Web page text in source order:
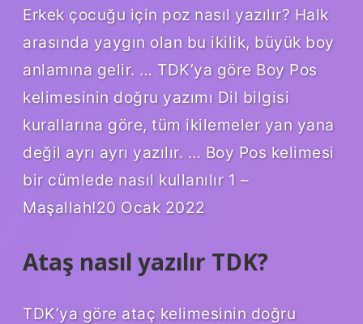
Erkek çocuğu için poz nasıl yazılır? Halk
arasında yaygın olan bu ikilik, büyük boy
anlamına gelir. … TDK’ya göre Boy Pos
kelimesinin doğru yazımı Dil bilgisi
kurallarına göre, tüm ikilemeler yan yana
değil ayrı ayrı yazılır. … Boy Pos kelimesi
bir cümlede nasıl kullanılır 1 –
Maşallah!20 Ocak 2022
Ataş nasıl yazılır TDK?
TDK’ya göre ataç kelimesinin doğru